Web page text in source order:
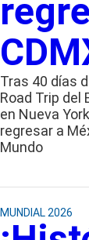
Tras 40 días
Road Trip del
en Nueva
regresar a
Mundo
MUNDIAL 2026